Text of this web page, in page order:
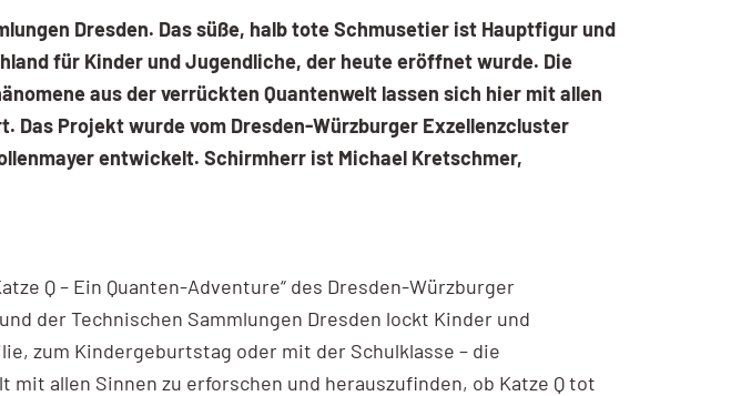
Dresden. Das süße, halb tote Schmusetier ist Hauptfigur und
für Kinder und Jugendliche, der heute eröffnet wurde. Die
aus der verrückten Quantenwelt lassen sich hier mit allen
Das Projekt wurde vom Dresden-Würzburger Exzellenzcluster
entwickelt. Schirmherr ist Michael Kretschmer,
Q – Ein Quanten-Adventure“ des Dresden-Würzburger
der Technischen Sammlungen Dresden lockt Kinder und
zum Kindergeburtstag oder mit der Schulklasse – die
allen Sinnen zu erforschen und herauszufinden, ob Katze Q tot